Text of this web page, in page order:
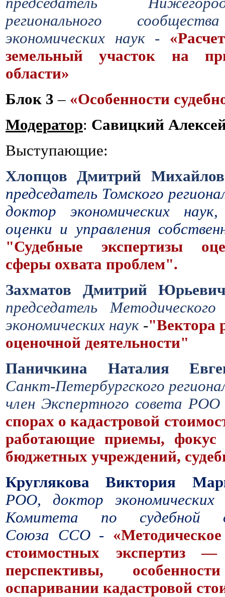
регионального
экономических наук -
земельный участок на
области»
Блок 3 – «Особенности
Модератор: Савицкий
Выступающие:
Хлопцов Дмитрий
председатель Томского
доктор экономических
оценки и управления
"Судебные экспертизы
сферы охвата проблем".
Захматов Дмитрий
председатель
экономических наук -"Вектора
оценочной деятельности"
Паничкина Наталия
Санкт-Петербургского
член Экспертного совета РОО
спорах о кадастровой
работающие приемы, фокус
бюджетных учреждений,
Круглякова Виктория
РОО, доктор экономических
Комитета по судебной
Союза ССО-
стоимостных экспертиз
перспективы,
оспаривании кадастровой